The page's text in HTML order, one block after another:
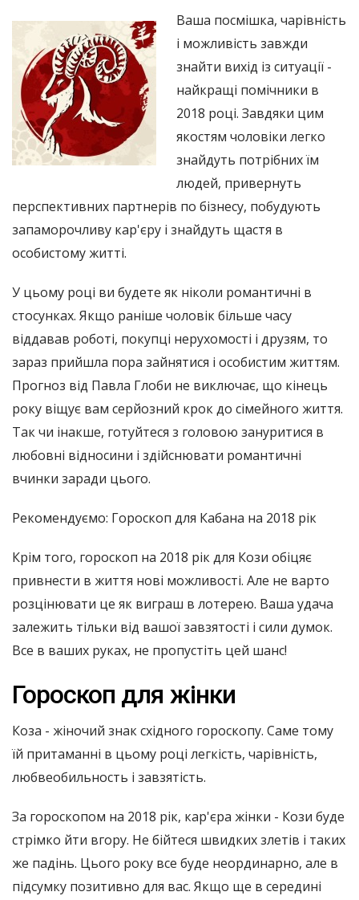
Ваша посмішка, чарівність
і можливість завжди
знайти вихід із ситуації -
найкращі помічники в
2018 році. Завдяки цим
якостям чоловіки легко
знайдуть потрібних їм
людей, привернуть
перспективних партнерів по бізнесу, побудують
запаморочливу кар'єру і знайдуть щастя в
особистому житті.
У цьому році ви будете як ніколи романтичні в
стосунках. Якщо раніше чоловік більше часу
віддавав роботі, покупці нерухомості і друзям, то
зараз прийшла пора зайнятися і особистим життям.
Прогноз від Павла Глоби не виключає, що кінець
року віщує вам серйозний крок до сімейного життя.
Так чи інакше, готуйтеся з головою зануритися в
любовні відносини і здійснювати романтичні
вчинки заради цього.
Рекомендуємо: Гороскоп для Кабана на 2018 рік
Крім того, гороскоп на 2018 рік для Кози обіцяє
привнести в життя нові можливості. Але не варто
розцінювати це як виграш в лотерею. Ваша удача
залежить тільки від вашої завзятості і сили думок.
Все в ваших руках, не пропустіть цей шанс!
Гороскоп для жінки
Коза - жіночий знак східного гороскопу. Саме тому
їй притаманні в цьому році легкість, чарівність,
любвеобильность і завзятість.
За гороскопом на 2018 рік, кар'єра жінки - Кози буде
стрімко йти вгору. Не бійтеся швидких злетів і таких
же падінь. Цього року все буде неординарно, але в
підсумку позитивно для вас. Якщо ще в середині